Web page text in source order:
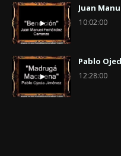
Juan
10:02:00
Pablo
12:28:00